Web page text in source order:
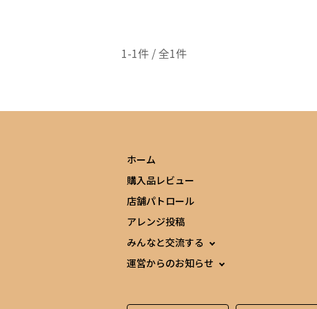
1-1件 / 全1件
ホーム
購入品レビュー
店舗パトロール
アレンジ投稿
みんなと交流する
運営からのお知らせ